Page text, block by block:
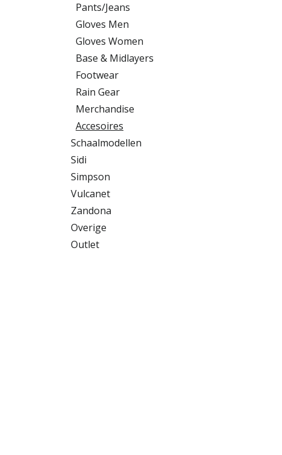
Pants/Jeans
Gloves Men
Gloves Women
Base & Midlayers
Footwear
Rain Gear
Merchandise
Accesoires
Schaalmodellen
Sidi
Simpson
Vulcanet
Zandona
Overige
Outlet